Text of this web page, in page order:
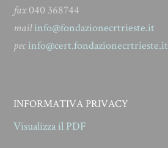
fax040 368744
mailinfo@fondazionecrtrieste.it
pecinfo@cert.fondazionecrtrieste.it
INFORMATIVA PRIVACY
Visualizza il PDF